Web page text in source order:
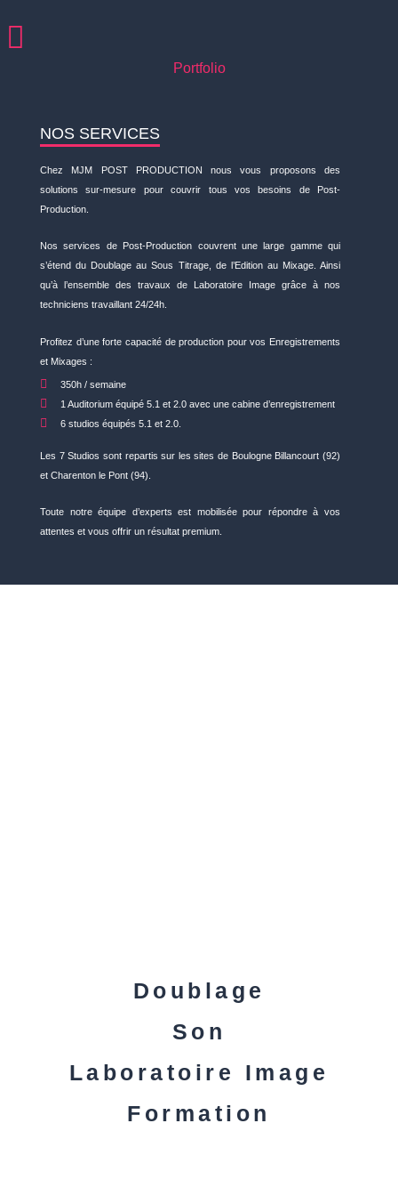
Portfolio
NOS SERVICES
Chez MJM POST PRODUCTION nous vous proposons des
solutions sur-mesure pour couvrir tous vos besoins de Post-
Production.
Nos services de Post-Production couvrent une large gamme qui
s’étend du Doublage au Sous Titrage, de l’Edition au Mixage. Ainsi
qu’à l’ensemble des travaux de Laboratoire Image grâce à nos
techniciens travaillant 24/24h.
Profitez d’une forte capacité de production pour vos Enregistrements
et Mixages :
350h / semaine
1 Auditorium équipé 5.1 et 2.0 avec une cabine d’enregistrement
6 studios équipés 5.1 et 2.0.
Les 7 Studios sont repartis sur les sites de Boulogne Billancourt (92)
et Charenton le Pont (94).
Toute notre équipe d’experts est mobilisée pour répondre à vos
attentes et vous offrir un résultat premium.
Doublage
Son
Laboratoire Image
Formation